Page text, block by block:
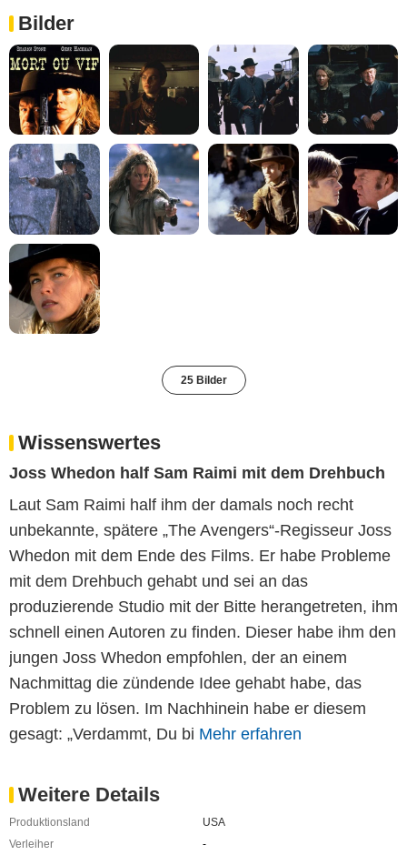
Bilder
25 Bilder
Wissenswertes
Joss Whedon half Sam Raimi mit dem Drehbuch
Laut Sam Raimi half ihm der damals noch recht
unbekannte, spätere „The Avengers“-Regisseur Joss
Whedon mit dem Ende des Films. Er habe Probleme
mit dem Drehbuch gehabt und sei an das
produzierende Studio mit der Bitte herangetreten, ihm
schnell einen Autoren zu finden. Dieser habe ihm den
jungen Joss Whedon empfohlen, der an einem
Nachmittag die zündende Idee gehabt habe, das
Problem zu lösen. Im Nachhinein habe er diesem
gesagt: „Verdammt, Du bi Mehr erfahren
Weitere Details
Produktionsland
USA
Verleiher
-